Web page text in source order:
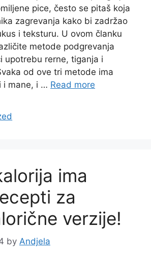
pice, često se pitaš koja
zagrevanja kako bi zadržao
i teksturu. U ovom članku
metode podgrevanja
upotrebu rerne, tiganja i
od ove tri metode ima
i mane, i … Read more
ima
za
verzije!
by Andjela